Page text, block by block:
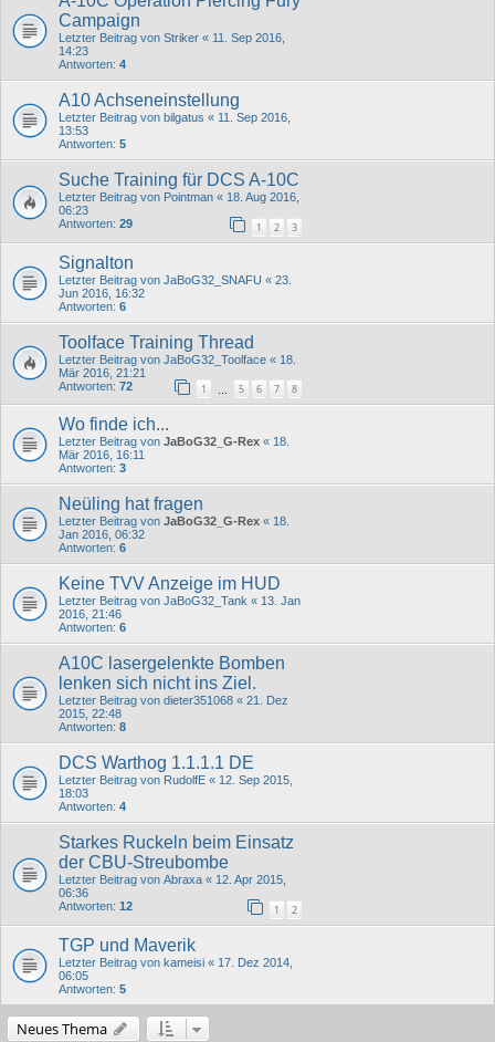
Campaign
Letzter Beitrag von Striker « 11. Sep 2016,
14:23
Antworten: 4
A10 Achseneinstellung
Letzter Beitrag von bilgatus « 11. Sep 2016,
13:53
Antworten: 5
Suche Training für DCS A-10C
Letzter Beitrag von Pointman « 18. Aug 2016,
06:23
Antworten: 29 1 2 3
Signalton
Letzter Beitrag von JaBoG32_SNAFU « 23.
Jun 2016, 16:32
Antworten: 6
Toolface Training Thread
Letzter Beitrag von JaBoG32_Toolface « 18.
Mär 2016, 21:21
Antworten: 72 1 5 6 7 8
Wo finde ich...
Letzter Beitrag von JaBoG32_G-Rex « 18.
Mär 2016, 16:11
Antworten: 3
Neüling hat fragen
Letzter Beitrag von JaBoG32_G-Rex « 18.
Jan 2016, 06:32
Antworten: 6
Keine TVV Anzeige im HUD
Letzter Beitrag von JaBoG32_Tank « 13. Jan
2016, 21:46
Antworten: 6
A10C lasergelenkte Bomben
lenken sich nicht ins Ziel.
Letzter Beitrag von dieter351068 « 21. Dez
2015, 22:48
Antworten: 8
DCS Warthog 1.1.1.1 DE
Letzter Beitrag von RudolfE « 12. Sep 2015,
18:03
Antworten: 4
Starkes Ruckeln beim Einsatz
der CBU-Streubombe
Letzter Beitrag von Abraxa « 12. Apr 2015,
06:36
Antworten: 12 1 2
TGP und Maverik
Letzter Beitrag von kameisi « 17. Dez 2014,
06:05
Antworten: 5
Neues Thema